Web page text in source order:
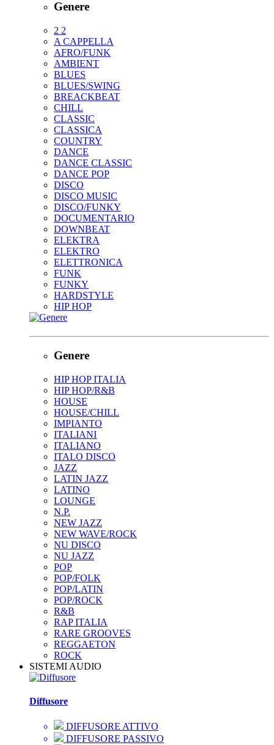
Genere
2 2
A CAPPELLA
AFRO/FUNK
AMBIENT
BLUES
BLUES/SWING
BREACKBEAT
CHILL
CLASSIC
CLASSICA
COUNTRY
DANCE
DANCE CLASSIC
DANCE POP
DISCO
DISCO MUSIC
DISCO/FUNKY
DOCUMENTARIO
DOWNBEAT
ELEKTRA
ELEKTRO
ELETTRONICA
FUNK
FUNKY
HARDSTYLE
HIP HOP
Genere
HIP HOP ITALIA
HIP HOP/R&B
HOUSE
HOUSE/CHILL
IMPIANTO
ITALIANI
ITALIANO
ITALO DISCO
JAZZ
LATIN JAZZ
LATINO
LOUNGE
N.P.
NEW JAZZ
NEW WAVE/ROCK
NU DISCO
NU JAZZ
POP
POP/FOLK
POP/LATIN
POP/ROCK
R&B
RAP ITALIA
RARE GROOVES
REGGAETON
ROCK
SISTEMI AUDIO
Diffusore
DIFFUSORE ATTIVO
DIFFUSORE PASSIVO